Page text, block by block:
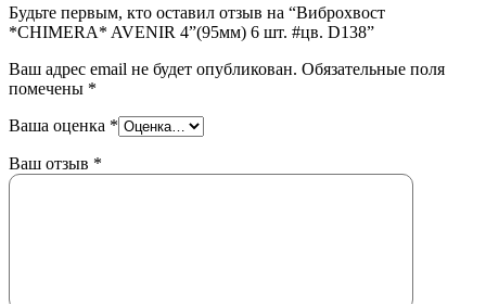
Будьте первым, кто оставил отзыв на “Виброхвост
*CHIMERA* AVENIR 4”(95мм) 6 шт. #цв. D138”
Ваш адрес email не будет опубликован. Обязательные поля
помечены *
Ваша оценка *
Ваш отзыв *